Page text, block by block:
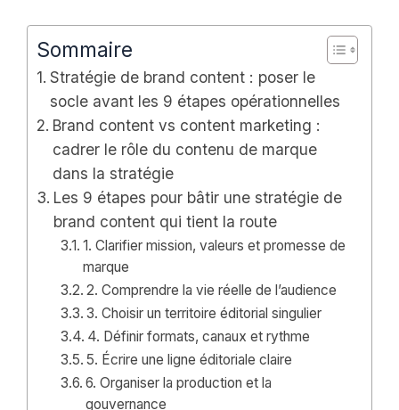
Sommaire
Stratégie de brand content : poser le
socle avant les 9 étapes opérationnelles
Brand content vs content marketing :
cadrer le rôle du contenu de marque
dans la stratégie
Les 9 étapes pour bâtir une stratégie de
brand content qui tient la route
1. Clarifier mission, valeurs et promesse de
marque
2. Comprendre la vie réelle de l’audience
3. Choisir un territoire éditorial singulier
4. Définir formats, canaux et rythme
5. Écrire une ligne éditoriale claire
6. Organiser la production et la
gouvernance